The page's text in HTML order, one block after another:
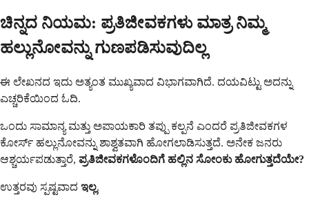
ಚಿನ್ನದ ನಿಯಮ: ಪ್ರತಿಜೀವಕಗಳು ಮಾತ್ರ ನಿಮ್ಮ
ಹಲ್ಲುನೋವನ್ನು ಗುಣಪಡಿಸುವುದಿಲ್ಲ
ಈ ಲೇಖನದ ಇದು ಅತ್ಯಂತ ಮುಖ್ಯವಾದ ವಿಭಾಗವಾಗಿದೆ. ದಯವಿಟ್ಟು ಅದನ್ನು
ಎಚ್ಚರಿಕೆಯಿಂದ ಓದಿ.
ಒಂದು ಸಾಮಾನ್ಯ ಮತ್ತು ಅಪಾಯಕಾರಿ ತಪ್ಪು ಕಲ್ಪನೆ ಎಂದರೆ ಪ್ರತಿಜೀವಕಗಳ
ಕೋರ್ಸ್ ಹಲ್ಲುನೋವನ್ನು ಶಾಶ್ವತವಾಗಿ ಹೋಗಲಾಡಿಸುತ್ತದೆ. ಅನೇಕ ಜನರು
ಆಶ್ಚರ್ಯಪಡುತ್ತಾರೆ, ಪ್ರತಿಜೀವಕಗಳೊಂದಿಗೆ ಹಲ್ಲಿನ ಸೋಂಕು ಹೋಗುತ್ತದೆಯೇ?
ಉತ್ತರವು ಸ್ಪಷ್ಟವಾದ ಇಲ್ಲ.